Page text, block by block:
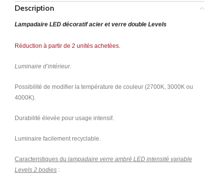
Description
Lampadaire LED décoratif acier et verre double Levels
Réduction à partir de 2 unités achetées.
Luminaire d’intérieur.
Possibilité de modifier la température de couleur (2700K, 3000K ou
4000K).
Durabilité élevée pour usage intensif.
Luminaire facilement recyclable.
Caracteristiques du lampadaire verre ambré LED intensité variable
Levels 2 bodies :